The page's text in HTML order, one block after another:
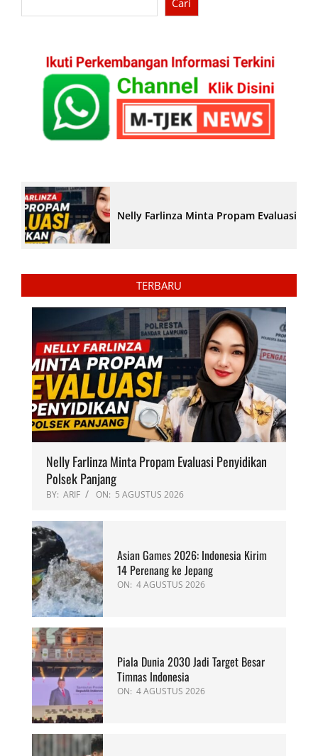
Cari
Nelly Farlinza Minta Propam Evaluasi
TERBARU
Nelly Farlinza Minta Propam Evaluasi Penyidikan
Polsek Panjang
BY: ARIF ON: 5 AGUSTUS 2026
Asian Games 2026: Indonesia Kirim
14 Perenang ke Jepang
ON: 4 AGUSTUS 2026
Piala Dunia 2030 Jadi Target Besar
Timnas Indonesia
ON: 4 AGUSTUS 2026